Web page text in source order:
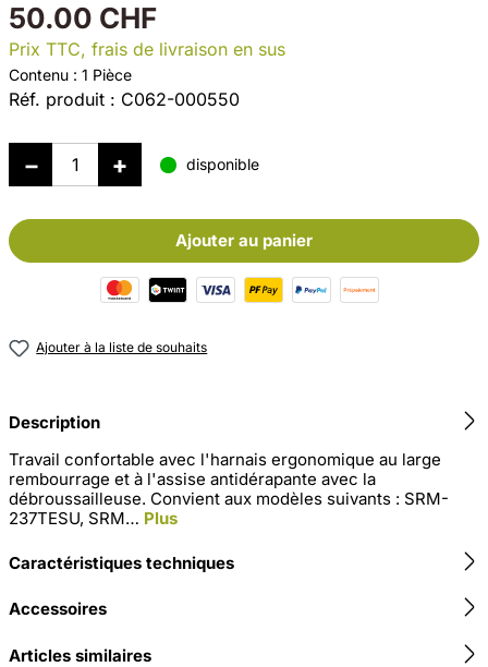
50.00 CHF
Prix TTC, frais de livraison en sus
Contenu : 1 Pièce
Réf. produit : C062-000550
disponible
Ajouter au panier
Ajouter à la liste de souhaits
Description
Travail confortable avec l'harnais ergonomique au large
rembourrage et à l'assise antidérapante avec la
débroussailleuse. Convient aux modèles suivants : SRM-
237TESU, SRM… Plus
Caractéristiques techniques
Accessoires
Articles similaires